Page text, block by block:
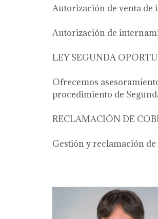
Autorización de venta de
Autorización de
LEY SEGUNDA
Ofrecemos
procedimiento de
RECLAMACIÓN DE
Gestión y reclamación